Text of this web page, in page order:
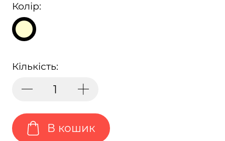
Колір:
Кількість:
В кошик